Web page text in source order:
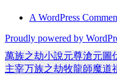
A WordPress
Proudly powered by
萬族之劫小說元尊滄元圖
主宰万族之劫牧龍師魔道